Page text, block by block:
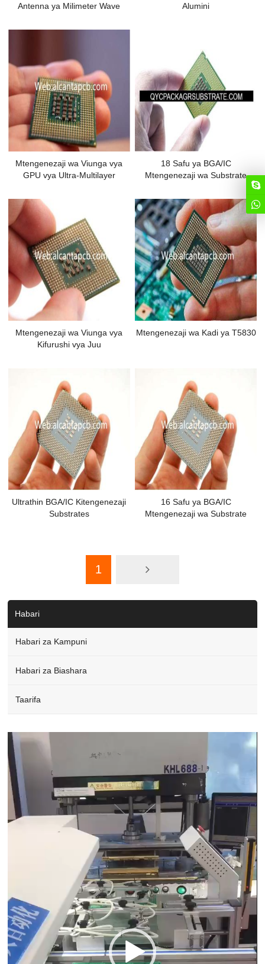
Antenna ya Milimeter Wave
Alumini
Mtengenezaji wa Viunga vya
GPU vya Ultra-Multilayer
18 Safu ya BGA/IC
Mtengenezaji wa Substrate
Mtengenezaji wa Viunga vya
Kifurushi vya Juu
Mtengenezaji wa Kadi ya T5830
Ultrathin BGA/IC Kitengenezaji
Substrates
16 Safu ya BGA/IC
Mtengenezaji wa Substrate
1
Habari
Habari za Kampuni
Habari za Biashara
Taarifa
Video
Player